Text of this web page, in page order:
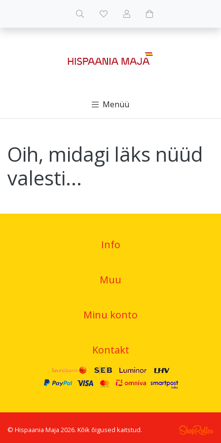
Menüü
Oih, midagi läks nüüd
valesti...
Info
Muu
Minu konto
Kontakt
© Hispaania Maja 2026. Kõik õigused kaitstud.